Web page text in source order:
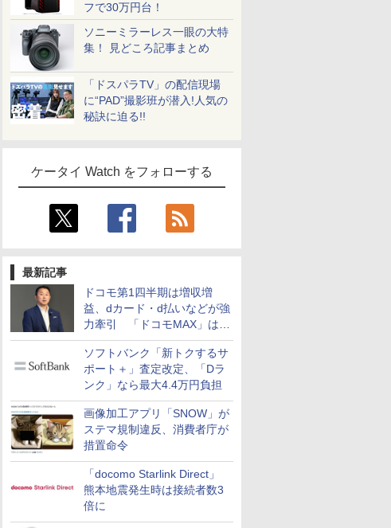
フで30万円台！
ソニーミラーレス一眼の大特
集！ 見どころ記事まとめ
「ドスパラTV」の配信現場
に“PAD”撮影班が潜入!人気の
秘訣に迫る!!
ケータイ Watch をフォローする
最新記事
ドコモ第1四半期は増収増
益、dカード・d払いなどが強
力牽引 「ドコモMAX」は
400万契約突破
ソフトバンク「新トクするサ
ポート＋」査定改定、「Dラ
ンク」なら最大4.4万円負担
画像加工アプリ「SNOW」が
ステマ規制違反、消費者庁が
措置命令
「docomo Starlink Direct」
熊本地震発生時は接続者数3
倍に